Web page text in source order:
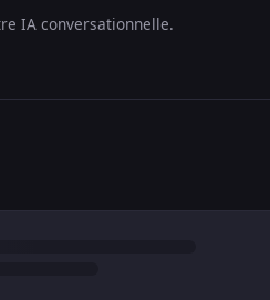
IA conversationnelle.